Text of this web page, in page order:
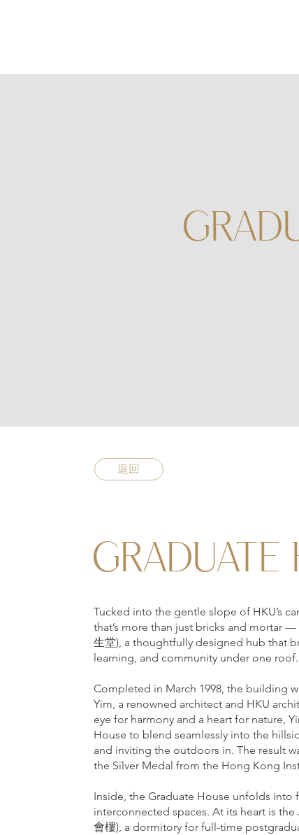
GRADUATE
Tucked into the gentle slope of HKU’s
that’s more than just bricks and mortar
生堂), a thoughtfully designed hub that
learning, and community under one roof.
Completed in March 1998, the building
Yim, a renowned architect and HKU
eye for harmony and a heart for nature,
House to blend seamlessly into the
and inviting the outdoors in. The result
the Silver Medal from the Hong Kong
Inside, the Graduate House unfolds into
interconnected spaces. At its heart is
會樓), a dormitory for full-time
返回